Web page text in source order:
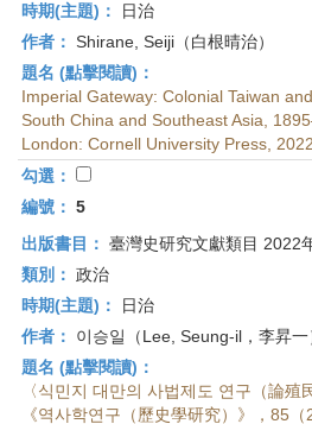
時期(主題)：
日治
作者： Shirane, Seiji（白根晴治）
題名 (點擊閱讀)：
Imperial Gateway: Colonial Taiwan
South China and Southeast Asia,
London: Cornell University Press, 2022.
勾選：
編號： 5
出版書目： 臺灣史研究文獻類目 2022
類別： 政治
時期(主題)：
日治
作者：
이승일（Lee, Seung-il，李昇一
題名 (點擊閱讀)：
〈식민지 대만의 사법제도 연구（論殖
《역사학연구（歷史學研究）》，85